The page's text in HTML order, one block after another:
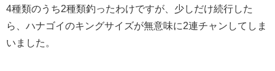
4種類のうち2種類釣ったわけですが、少しだけ続行した
ら、ハナゴイのキングサイズが無意味に2連チャンしてしま
いました。